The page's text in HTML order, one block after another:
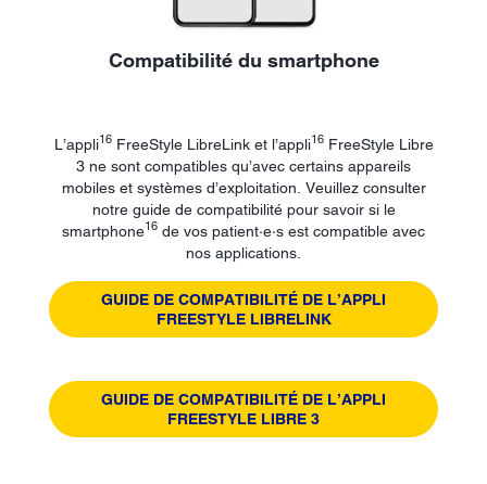
Compatibilité du smartphone
L’appli16FreeStyle LibreLink et l’appli16FreeStyle Libre
3 ne sont compatibles qu’avec certains appareils
mobiles et systèmes d’exploitation. Veuillez consulter
notre guide de compatibilité pour savoir si le
smartphone16 de vos patient·e·s est compatible avec
nos applications.
GUIDE DE COMPATIBILITÉ DE L’APPLI
FREESTYLE LIBRELINK
GUIDE DE COMPATIBILITÉ DE L’APPLI
FREESTYLE LIBRE 3